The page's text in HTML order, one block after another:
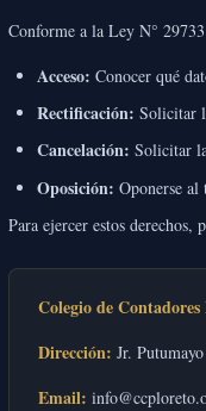
Conforme a la Ley N°
Acceso: Conocer qué
Rectificación: Solicitar
Cancelación: Solicitar
Oposición: Oponerse al
Para ejercer estos
Colegio de
Dirección: Jr.
Email: